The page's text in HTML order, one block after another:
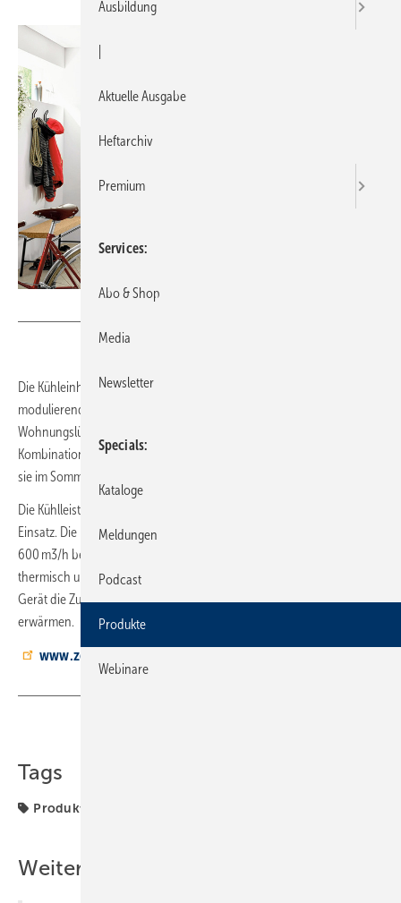
Die Kühleinheit Zehnder ComfoClime 36 verfügt über eine
modulierende Luft/Luft-Wärmepumpe, die bei der zentralen
Wohnungslüftung die Zuluft je nach Bedarf vortemperiert. In
Kombination mit einem Lüftungsgerät ComfoAir Q600 ST verhindert
sie im Sommer zu heiße und zu feuchte Raumluft.
Die Kühlleistung beträgt bis zu 2,6 kW. Als Kältemittel kommt R32 zum
Einsatz. Die Kühleinheit ist für Zuluftvolumenströme von 315 bis
600 m3/h bei 200 Pa externer Pressung geeignet. Das Gehäuse ist
thermisch und akustisch isoliert. Neben der Kühlfunktion kann das
Gerät die Zuluft im Winter auf eine konstant angenehme Temperatur
erwärmen.
www.zehnder-systems.de
Tags
Produkte
Weitere Inhalte
Ausbildung
Aktuelle Ausgabe
Heftarchiv
Premium
Services
Abo & Shop
Media
Newsletter
Specials
Kataloge
Meldungen
Podcast
Produkte
Webinare